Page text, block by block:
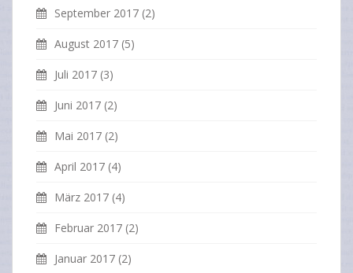
September 2017 (2)
August 2017 (5)
Juli 2017 (3)
Juni 2017 (2)
Mai 2017 (2)
April 2017 (4)
März 2017 (4)
Februar 2017 (2)
Januar 2017 (2)